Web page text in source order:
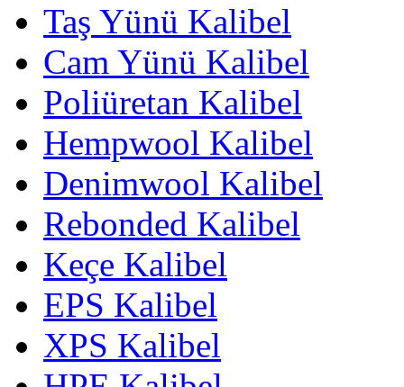
Taş Yünü Kalibel
Cam Yünü Kalibel
Poliüretan Kalibel
Hempwool Kalibel
Denimwool Kalibel
Rebonded Kalibel
Keçe Kalibel
EPS Kalibel
XPS Kalibel